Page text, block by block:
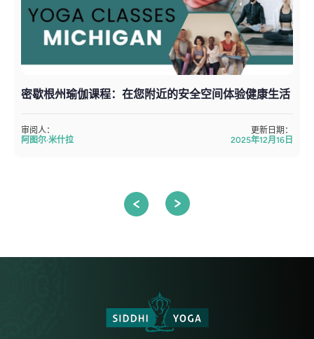
密歇根州瑜伽课程：在您附近的安全空间体验健康生活
审阅人：
阿图尔·米什拉
更新日期：
2025年12月16日